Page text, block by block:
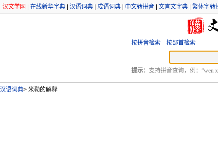
汉文学网 在线新华字典 汉语词典 成语词典 中文转拼音 文言文字典 繁体字转
按拼音检索 按部首检索
提示： 支持拼音查询，例：“wen
汉语词典> 米勒的解释